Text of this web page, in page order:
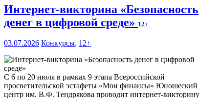
Интернет-викторина «Безопасность
денег в цифровой среде» 12+
03.07.2026 Конкурсы, 12+
С 6 по 20 июля в рамках 9 этапа Всероссийской
просветительской эстафеты «Мои финансы» Юношеский
центр им. В.Ф. Тендрякова проводит интернет-викторину